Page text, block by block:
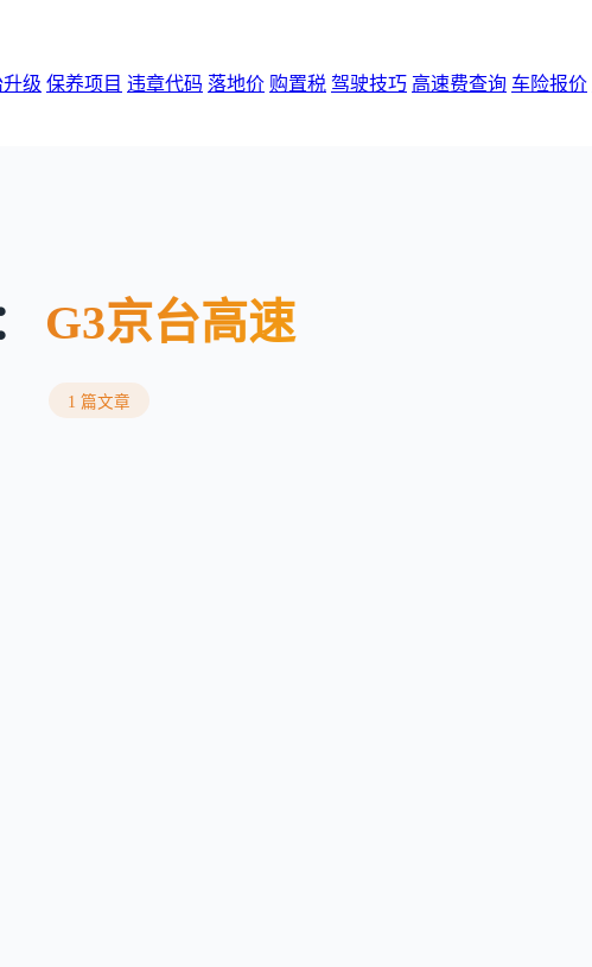
级 保养项目 违章代码 落地价 购置税 驾驶技巧 高速费查询 车险报价
G3京台高速
1 篇文章